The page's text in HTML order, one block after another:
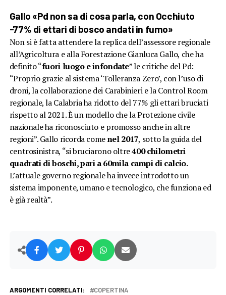
Gallo «Pd non sa di cosa parla, con Occhiuto
-77% di ettari di bosco andati in fumo»
Non si è fatta attendere la replica dell’assessore regionale
all’Agricoltura e alla Forestazione Gianluca Gallo, che ha
definito “fuori luogo e infondate” le critiche del Pd:
“Proprio grazie al sistema ‘Tolleranza Zero’, con l’uso di
droni, la collaborazione dei Carabinieri e la Control Room
regionale, la Calabria ha ridotto del 77% gli ettari bruciati
rispetto al 2021. È un modello che la Protezione civile
nazionale ha riconosciuto e promosso anche in altre
regioni”. Gallo ricorda comenel 2017, sotto la guida del
centrosinistra, “si bruciarono oltre400 chilometri
quadrati di boschi, pari a 60mila campi di calcio.
L’attuale governo regionale ha invece introdotto un
sistema imponente, umano e tecnologico, che funziona ed
è già realtà”.
ARGOMENTI CORRELATI: COPERTINA